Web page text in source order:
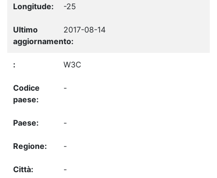
-25
2017-08-14
W3C
-
-
-
-